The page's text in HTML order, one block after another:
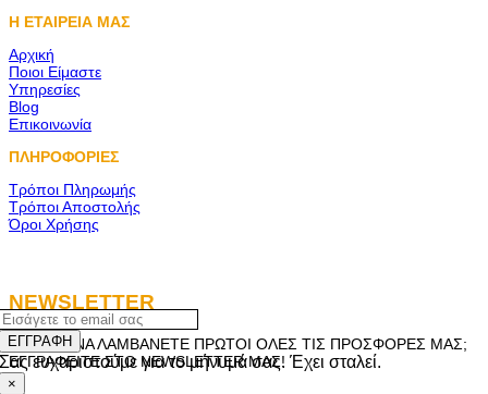
Η ΕΤΑΙΡΕΙΑ ΜΑΣ
Αρχική
Ποιοι Είμαστε
Υπηρεσίες
Blog
Επικοινωνία
ΠΛΗΡΟΦΟΡΙΕΣ
Τρόποι Πληρωμής
Τρόποι Αποστολής
Όροι Χρήσης
NEWSLETTER
ΘΕΛΕΤΕ ΝΑ ΛΑΜΒΑΝΕΤΕ ΠΡΩΤΟΙ ΟΛΕΣ ΤΙΣ ΠΡΟΣΦΟΡΕΣ ΜΑΣ;
ΕΓΓΡΑΦΕΙΤΕ ΣΤΟ NEWSLETTER ΜΑΣ!
ΕΓΓΡΑΦΗ
Σας ευχαριστούμε για το μήνυμά σας. Έχει σταλεί.
×